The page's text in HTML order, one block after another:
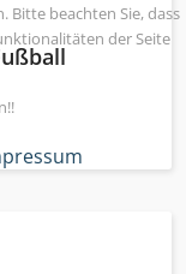
Bitte beachten Sie, dass
der Seite